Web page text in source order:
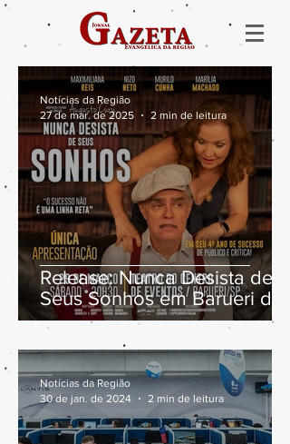
Release: Nunca Desista de
Seus Sonhos em Barueri dia
29/03
Notícias da Região
27 de mar. de 2025
2 min de leitura
Notícias da Região
30 de jan. de 2024
2 min de leitura